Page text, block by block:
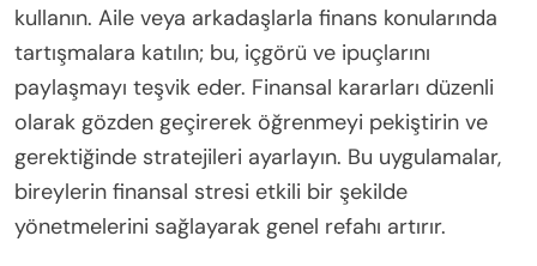
kullanın. Aile veya arkadaşlarla finans konularında
tartışmalara katılın; bu, içgörü ve ipuçlarını
paylaşmayı teşvik eder. Finansal kararları düzenli
olarak gözden geçirerek öğrenmeyi pekiştirin ve
gerektiğinde stratejileri ayarlayın. Bu uygulamalar,
bireylerin finansal stresi etkili bir şekilde
yönetmelerini sağlayarak genel refahı artırır.